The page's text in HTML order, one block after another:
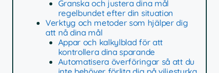
Granska och justera dina mål
regelbundet efter din situation
Verktyg och metoder som hjälper dig
att nå dina mål
Appar och kalkylblad för att
kontrollera dina sparande
Automatisera överföringar så att du